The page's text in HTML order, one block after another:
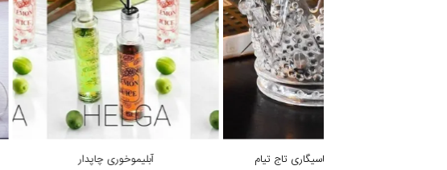
جا شمع وارمر و جاسیگاری تاج تیام
آبلیموخوری چاپدار